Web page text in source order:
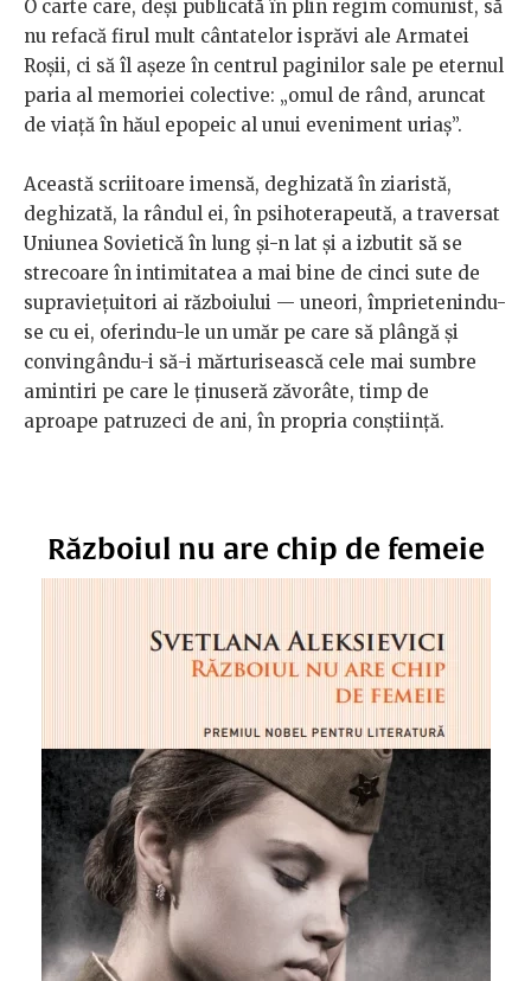
O carte care, deși publicată în plin regim comunist, să
nu refacă firul mult cântatelor isprăvi ale Armatei
Roșii, ci să îl așeze în centrul paginilor sale pe eternul
paria al memoriei colective: „omul de rând, aruncat
de viață în hăul epopeic al unui eveniment uriaș”.
Această scriitoare imensă, deghizată în ziaristă,
deghizată, la rândul ei, în psihoterapeută, a traversat
Uniunea Sovietică în lung și-n lat și a izbutit să se
strecoare în intimitatea a mai bine de cinci sute de
supraviețuitori ai războiului — uneori, împrietenindu-
se cu ei, oferindu-le un umăr pe care să plângă și
convingându-i să-i mărturisească cele mai sumbre
amintiri pe care le ținuseră zăvorâte, timp de
aproape patruzeci de ani, în propria conștiință.
Războiul nu are chip de femeie